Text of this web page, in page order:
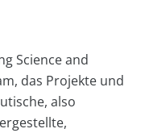
Science and
das Projekte und
also